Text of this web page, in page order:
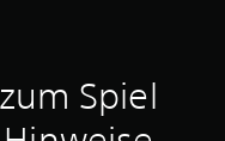
t
u
Spiel